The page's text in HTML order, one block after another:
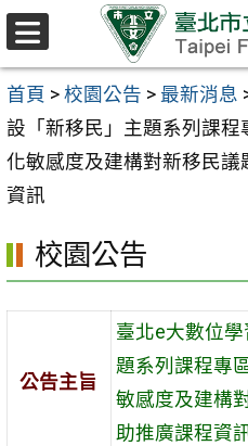
跳至主要內容區
首頁 > 校園公告 > 最新消息
設「新移民」主題系列課
化敏感度及建構對新移民
資訊
校園公告
公告主旨
臺北e大數位
題系列課程專
敏感度及建構
助推廣課程資
選
單